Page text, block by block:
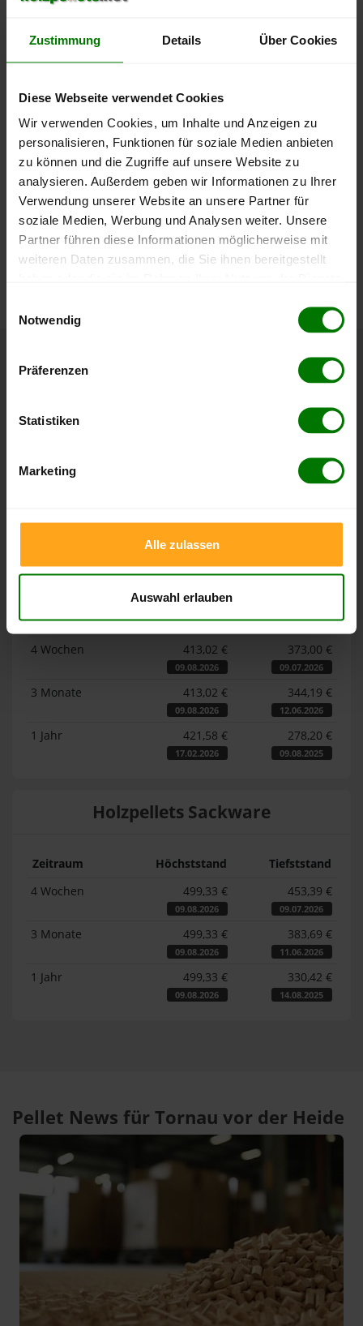
Zustimmung Details Über Cookies
Diese Webseite verwendet Cookies
Wir verwenden Cookies, um Inhalte und Anzeigen zu
personalisieren, Funktionen für soziale Medien anbieten
zu können und die Zugriffe auf unsere Website zu
analysieren. Außerdem geben wir Informationen zu Ihrer
Verwendung unserer Website an unsere Partner für
soziale Medien, Werbung und Analysen weiter. Unsere
Partner führen diese Informationen möglicherweise mit
weiteren Daten zusammen, die Sie ihnen bereitgestellt
Notwendig
Präferenzen
Statistiken
Marketing
Alle zulassen
Auswahl erlauben
lose Ware Sackware
September
Januar
Mai
250 €
300 €
350 €
Die aktuelle Preisentwicklung für Holzpellets in Deutschland
können Sie jederzeit auf unsererPelletspreise-Seite
Höchst- und Tiefststände der
Pelletspreise für lose Holzpellets und Holzpellets
Sackware in Tornau vor der Heide
. Das dazugehörige
Lose Holzpellets
Zeitraum Höchststand
Tiefststand
4 Wochen
413,02 €
09.08.2026
373,00 €
09.07.2026
3 Monate 413,02 €
09.08.2026
344,19 €
12.06.2026
1 Jahr 421,58 €
17.02.2026
278,20 €
09.08.2025
Holzpellets Sackware
Zeitraum Höchststand
Tiefststand
4 Wochen
499,33 €
09.08.2026
453,39 €
09.07.2026
3 Monate 499,33 €
09.08.2026
383,69 €
11.06.2026
1 Jahr 499,33 €
09.08.2026
330,42 €
14.08.2025
Pellet News für Tornau vor der Heide